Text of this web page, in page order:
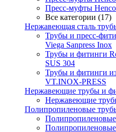
Пресс-муфты
Все категории (17)
Нержавеющая сталь
Трубы и пресс-
Viega Sanpress Inox
Трубы и фитинги
SUS 304
Трубы и фитинги
VT.INOX-PRESS
Нержавеющие трубы и
Нержавеющие
Полипропиленовые